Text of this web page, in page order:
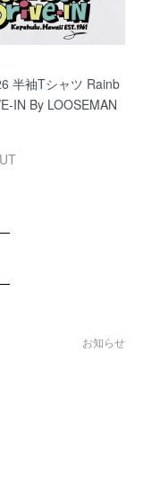
半袖Tシャツ Rainb
IN By LOOSEMAN
お知らせ